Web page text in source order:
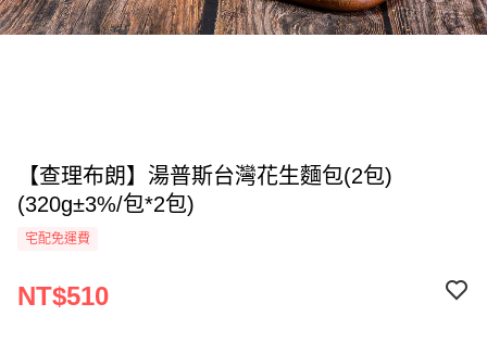
【查理布朗】湯普斯台灣花生麵包(2包)
(320g±3%/包*2包)
宅配免運費
NT$510